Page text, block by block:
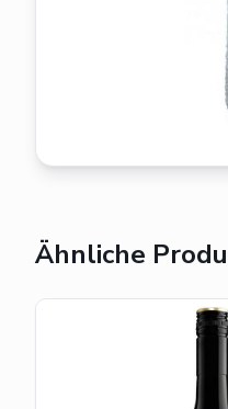
Ähnliche